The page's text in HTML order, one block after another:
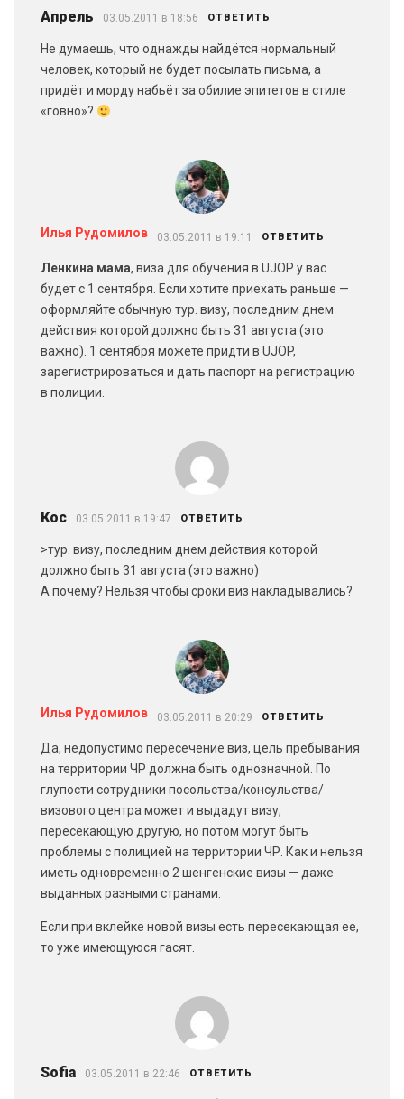
Апрель 03.05.2011 в 18:56 ОТВЕТИТЬ
Не думаешь, что однажды найдётся нормальный
человек, который не будет посылать письма, а
придёт и морду набьёт за обилие эпитетов в стиле
«говно»?
Илья Рудомилов 03.05.2011 в 19:11 ОТВЕТИТЬ
Ленкина мама, виза для обучения в UJOP у вас
будет с 1 сентября. Если хотите приехать раньше —
оформляйте обычную тур. визу, последним днем
действия которой должно быть 31 августа (это
важно). 1 сентября можете придти в UJOP,
зарегистрироваться и дать паспорт на регистрацию
в полиции.
Кос 03.05.2011 в 19:47 ОТВЕТИТЬ
>тур. визу, последним днем действия которой
должно быть 31 августа (это важно)
А почему? Нельзя чтобы сроки виз накладывались?
Илья Рудомилов 03.05.2011 в 20:29 ОТВЕТИТЬ
Да, недопустимо пересечение виз, цель пребывания
на территории ЧР должна быть однозначной. По
глупости сотрудники посольства/консульства/
визового центра может и выдадут визу,
пересекающую другую, но потом могут быть
проблемы с полицией на территории ЧР. Как и нельзя
иметь одновременно 2 шенгенские визы — даже
выданных разными странами.
Если при вклейке новой визы есть пересекающая ее,
то уже имеющуюся гасят.
Sofia 03.05.2011 в 22:46 ОТВЕТИТЬ